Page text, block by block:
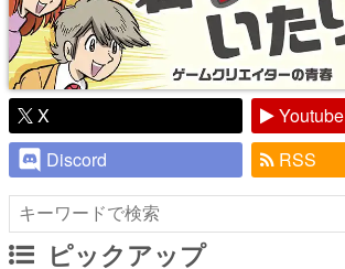
X
Youtube
Discord
RSS
ピックアップ
電ファミのいま読まれている記事ランキング
アプリセール情報